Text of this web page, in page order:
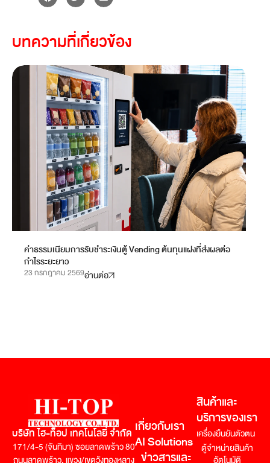
บทความที่เกี่ยวข้อง
ค่าธรรมเนียมการรับชำระเงินตู้ Vending ต้นทุนแฝงที่ส่งผลต่อ
กำไรระยะยาว
23 กรกฎาคม 2569อ่านต่อ
บริษัท ไฮ-ท็อป เทคโนโลยี่ จำกัด
171/4-5 (จันทิมา) ซอยลาดพร้าว 80
เกี่ยวกับเรา
AI Solutions
ข่าวสารและ
สินค้าและ
บริการของเรา
เครื่องยืนยันตัวตน
ตู้จำหน่ายสินค้า
อัตโนมัติ